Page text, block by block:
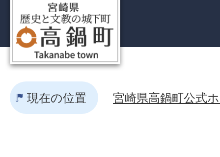
現在の位置 宮崎県高鍋町公式